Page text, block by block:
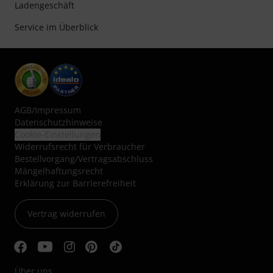
Ladengeschäft
Service im Überblick
AGB/Impressum
Datenschutzhinweise
Widerrufsrecht für Verbraucher
Bestellvorgang/Vertragsabschluss
Mängelhaftungsrecht
Erklärung zur Barrierefreiheit
Vertrag widerrufen